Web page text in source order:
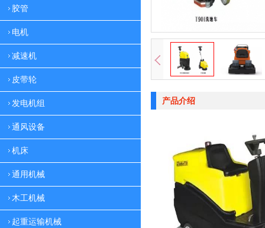
胶管
电机
减速机
皮带轮
发电机组
通风设备
机床
通用机械
木工机械
起重运输机械
产品介绍